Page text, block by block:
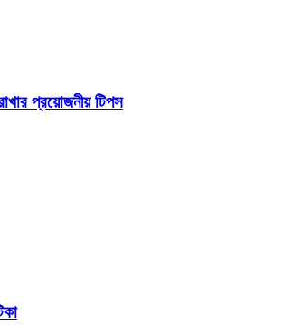
প্রয়োজনীয় টিপস